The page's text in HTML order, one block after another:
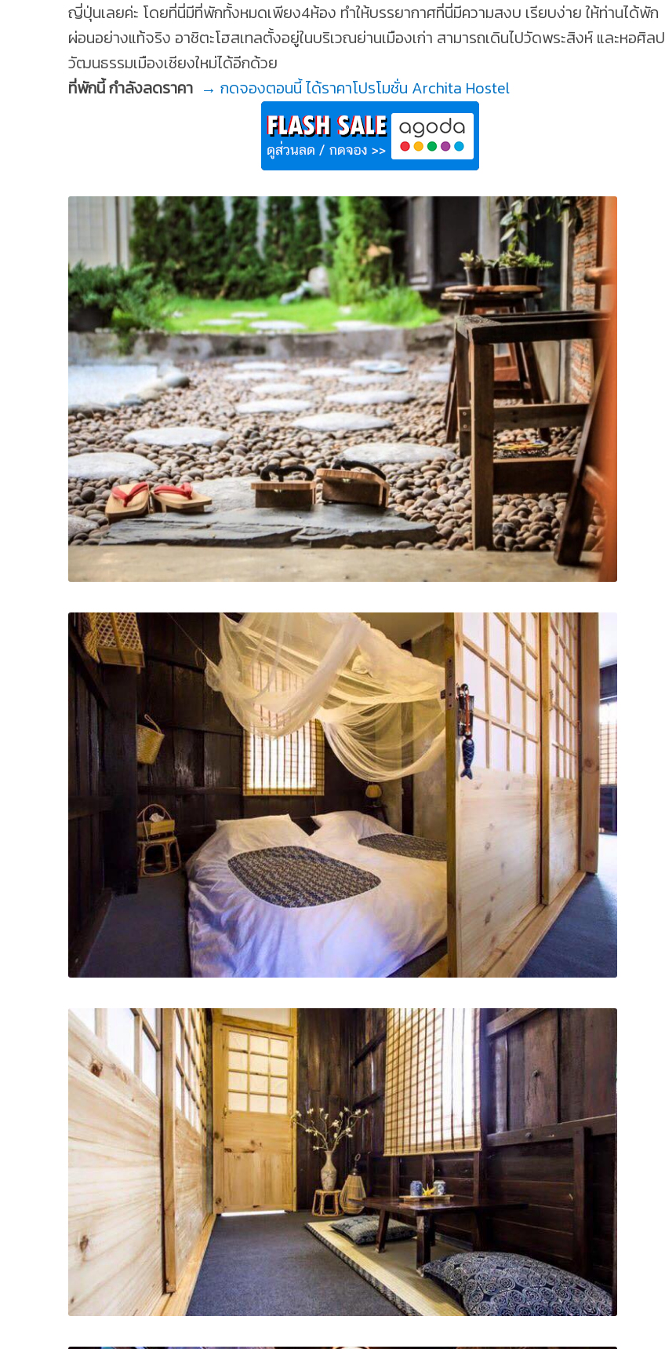
ญี่ปุ่นเลยค่ะ โดยที่นี่มีที่พักทั้งหมดเพียง4ห้อง ทำให้บรรยากาศที่นี่มีความสงบ เรียบง่าย ให้ท่านได้พัก
ผ่อนอย่างแท้จริง อาชิตะโฮสเทลตั้งอยู่ในบริเวณย่านเมืองเก่า สามารถเดินไปวัดพระสิงห์ และหอศิลป
วัฒนธรรมเมืองเชียงใหม่ได้อีกด้วย
ที่พักนี้ กำลังลดราคา → กดจองตอนนี้ ได้ราคาโปรโมชั่น Archita Hostel